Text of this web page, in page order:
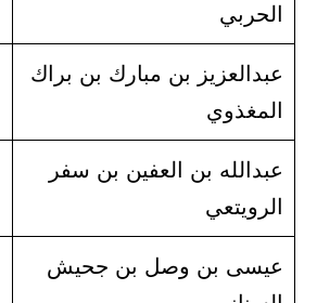
الحربي
عبدالعزيز بن مبارك بن براك
المغذوي
عبدالله بن العفين بن سفر
الرويتعي
عيسى بن وصل بن جحيش